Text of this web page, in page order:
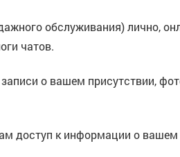
обслуживания) лично,
чатов.
о вашем присутствии,
доступ к информации о